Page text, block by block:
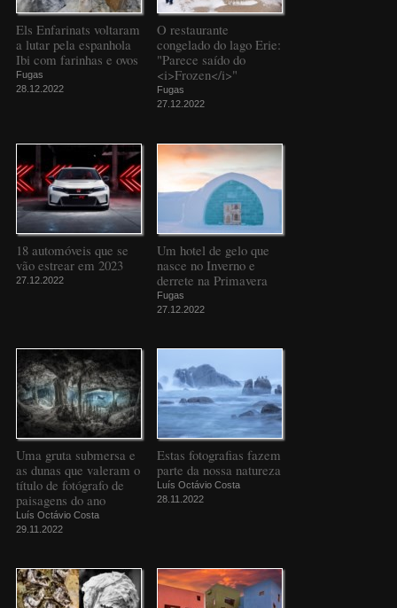
Els Enfarinats voltaram
a lutar pela espanhola
Ibi com farinhas e ovos
Fugas
28.12.2022
O restaurante
congelado do lago Erie:
"Parece saído do
<i>Frozen</i>"
Fugas
27.12.2022
18 automóveis que se
vão estrear em 2023
27.12.2022
Um hotel de gelo que
nasce no Inverno e
derrete na Primavera
Fugas
27.12.2022
Uma gruta submersa e
as dunas que valeram o
título de fotógrafo de
paisagens do ano
Luís Octávio Costa
29.11.2022
Estas fotografias fazem
parte da nossa natureza
Luís Octávio Costa
28.11.2022